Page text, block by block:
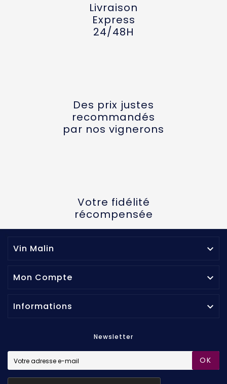
Livraison
Express
24/48H
Des prix justes
recommandés
par nos vignerons
Votre fidélité
récompensée
Vin Malin 
Mon Compte 
Informations 
Newsletter
OK